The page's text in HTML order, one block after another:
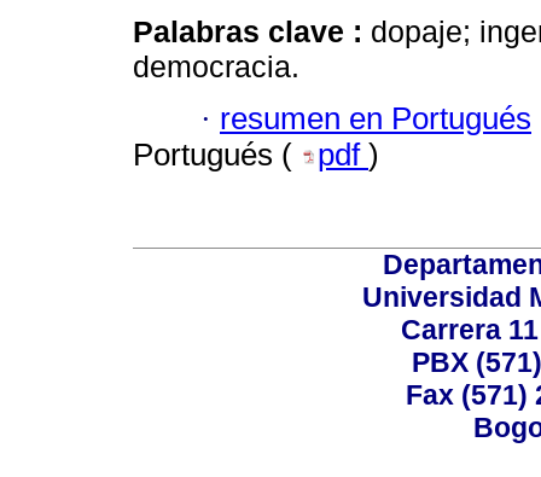
Palabras clave : dopaje;
democracia.
· resumen en Portugués
Portugués (
pdf )
Universidad
Carrera
PBX
Fax (571)